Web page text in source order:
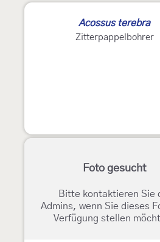
Acossus terebra
Zitterpappelbohrer
Foto gesucht
Bitte kontaktieren Sie
Admins, wenn Sie dieses
Verfügung stellen